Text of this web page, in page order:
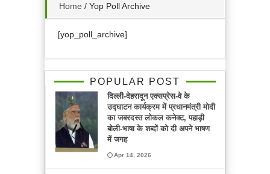
Home / Yop Poll Archive
[yop_poll_archive]
POPULAR POST
दिल्ली-देहरादून एक्सप्रेस-वे के
उद्घाटन कार्यक्रम में प्रधानमंत्री मोदी
का जबरदस्त लोकल कनेक्ट, पहाड़ी
बोली-भाषा के शब्दों को दी अपने भाषण
में जगह
Apr 14, 2026